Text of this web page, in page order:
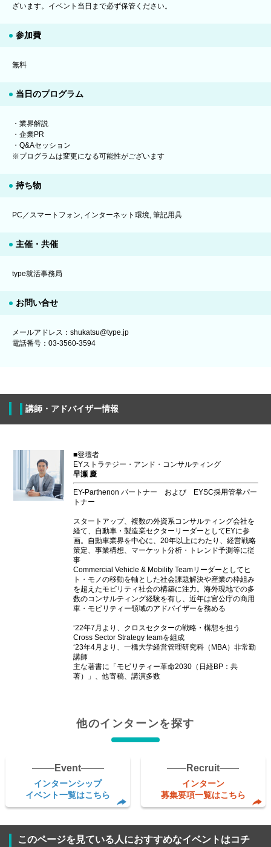
ざいます。イベント当日まで必ず保管ください。
参加費
無料
当日のプログラム
・業界解説
・企業PR
・Q&Aセッション
※プログラムは変更になる可能性がございます
持ち物
PC／スマートフォン, インターネット環境, 筆記用具
主催・共催
type就活事務局
お問い合せ
メールアドレス：shukatsu@type.jp
電話番号：03-3560-3594
講師・アドバイザー情報
■登壇者
EYストラテジー・アンド・コンサルティング
早瀬 慶
EY-Parthenon パートナー および EYSC採用管掌パー
トナー
スタートアップ、複数の外資系コンサルティング会社を
経て、自動車・製造業セクターリーダーとしてEYに参
画。自動車業界を中心に、20年以上にわたり、経営戦略
策定、事業構想、マーケット分析・トレンド予測等に従
事
Commercial Vehicle & Mobility Teamリーダーとしてヒ
ト・モノの移動を軸とした社会課題解決や産業の枠組み
を超えたモビリティ社会の構築に注力。海外現地での多
数のコンサルティング経験を有し、近年は官公庁の商用
車・モビリティー領域のアドバイザーを務める
‘22年7月より、クロスセクターの戦略・構想を担う
Cross Sector Strategy teamを組成
‘23年4月より、一橋大学経営管理研究科（MBA）非常勤
講師
主な著書に「モビリティー革命2030（日経BP：共
著）」、他寄稿、講演多数
他のインターンを探す
Event
インターンシップ
イベント一覧はこちら
Recruit
インターン
募集要項一覧はこちら
このページを見ている人におすすめなイベントはコチ